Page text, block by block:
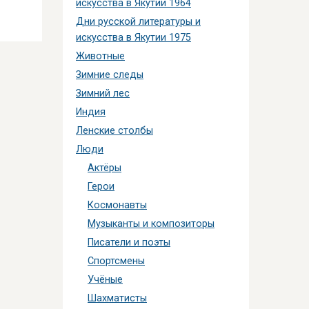
искусства в Якутии 1964
Дни русской литературы и
искусства в Якутии 1975
Животные
Зимние следы
Зимний лес
Индия
Ленские столбы
Люди
Актёры
Герои
Космонавты
Музыканты и композиторы
Писатели и поэты
Спортсмены
Учёные
Шахматисты